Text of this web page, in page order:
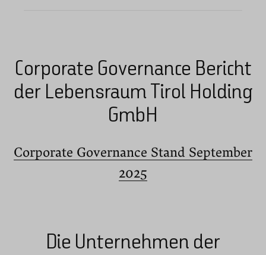
Corporate Governance Bericht
der Lebensraum Tirol Holding
GmbH
Corporate Governance Stand September
2025
Die Unternehmen der